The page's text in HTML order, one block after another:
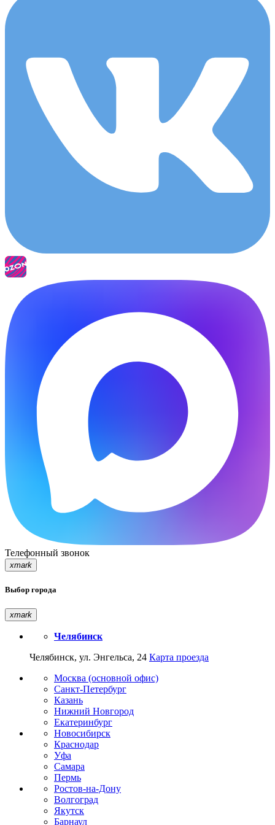
Телефонный звонок
xmark
Выбор города
xmark
Челябинск
Челябинск, ул. Энгельса, 24 Карта проезда
Москва (основной офис)
Санкт-Петербург
Казань
Нижний Новгород
Екатеринбург
Новосибирск
Краснодар
Уфа
Самара
Пермь
Ростов-на-Дону
Волгоград
Якутск
Барнаул